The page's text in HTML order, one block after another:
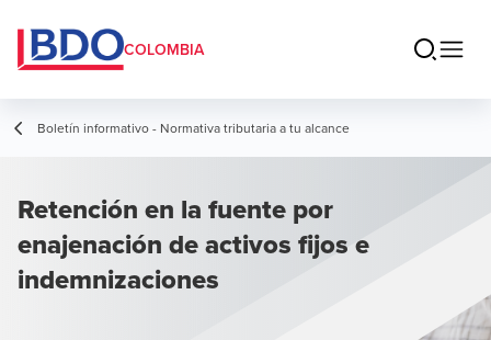
COLOMBIA
Boletín informativo - Normativa tributaria a tu alcance
Retención en la fuente por
enajenación de activos fijos e
indemnizaciones